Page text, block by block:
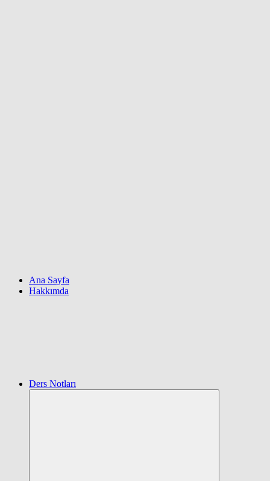
Ana Sayfa
Hakkımda
Ders Notları